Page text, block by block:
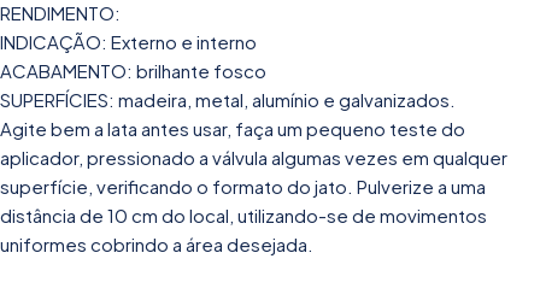
RENDIMENTO:
INDICAÇÃO: Externo e interno
ACABAMENTO: brilhante fosco
SUPERFÍCIES: madeira, metal, alumínio e galvanizados.
Agite bem a lata antes usar, faça um pequeno teste do
aplicador, pressionado a válvula algumas vezes em qualquer
superfície, verificando o formato do jato. Pulverize a uma
distância de 10 cm do local, utilizando-se de movimentos
uniformes cobrindo a área desejada.